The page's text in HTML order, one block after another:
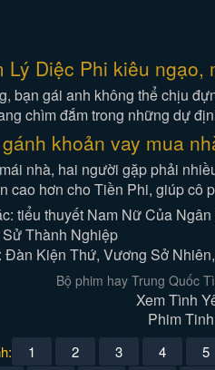
Lý Diệc Phi kiêu
bạn gái anh không thể chịu
chìm đắm trong những dự
khoản vay mua
nhà, hai người gặp phải
cao hơn cho Tiền Phi, giúp cô
tiểu thuyết Nam Nữ Của
Thành Nghiệp
Đàn Kiện Thứ, Vương Sở
Bộ phim hay Trung Quốc
Xem Tình
Phim
1 2 3 4 5